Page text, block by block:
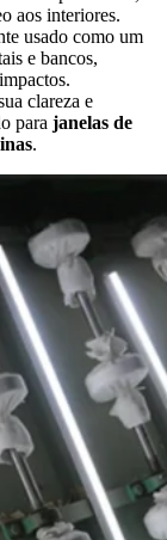
aos interiores.
usado como um
e bancos,
clareza e
para janelas de
.